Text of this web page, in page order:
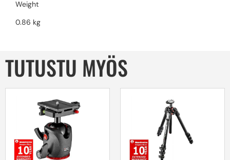
Weight
0.86 kg
TUTUSTU MYÖS